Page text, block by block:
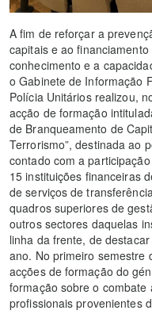
A fim de reforçar a
capitais e ao
conhecimento e a
o Gabinete de Informação
Polícia Unitários realizou,
acção de formação
de Branqueamento de
Terrorismo”, destinada ao
contado com a
15 instituições financeiras
de serviços de
quadros superiores de
outros sectores daquelas
linha da frente, de
ano. No primeiro semestre
acções de formação do
formação sobre o
profissionais provenientes